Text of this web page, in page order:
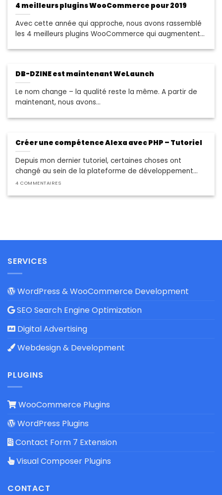
4 meilleurs plugins WooCommerce pour 2019
Avec cette année qui approche, nous avons rassemblé
les 4 meilleurs plugins WooCommerce qui augmentent...
DB-DZINE est maintenant WeLaunch
Le nom change – la qualité reste la même. A partir de
maintenant, nous avons...
Créer une compétence Alexa avec PHP – Tutoriel
Depuis mon dernier tutoriel, certaines choses ont
changé au sein de la plateforme de développement...
4 COMMENTAIRES
SERVICES
WordPress & WooCommerce Development
SEO Search Engine Optimization
Digital Advertising
Webdesign & Development
PLUGINS
WooCommerce Plugins
WordPress Plugins
Contact Form 7 Extension
Visual Composer Plugins
CONTACT